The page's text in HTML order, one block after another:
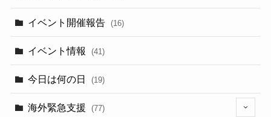
イベント開催報告 (16)
イベント情報 (41)
今日は何の日 (19)
海外緊急支援 (77)